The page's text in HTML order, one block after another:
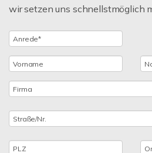
wir setzen uns schnellstmöglich